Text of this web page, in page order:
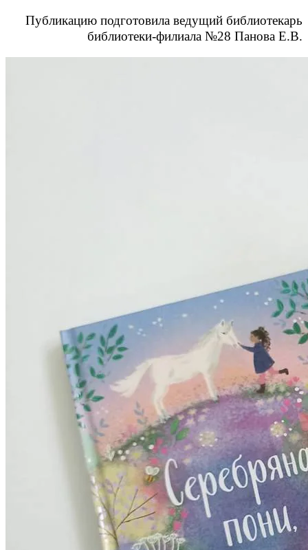
Публикацию подготовила ведущий библиотекарь
библиотеки-филиала №28 Панова Е.В.